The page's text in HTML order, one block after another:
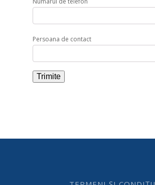
Persoana de contact